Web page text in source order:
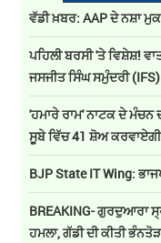
ਵੱਡੀ ਖ਼ਬਰ: AAP ਦੇ ਨਸ਼ਾ
ਪਹਿਲੀ ਬਰਸੀ 'ਤੇ ਵਿਸ਼ੇਸ਼!
ਜਸਜੀਤ ਸਿੰਘ ਸਮੁੰਦਰੀ
'ਹਮਾਰੇ ਰਾਮ' ਨਾਟਕ ਦੇ
ਸੂਬੇ ਵਿੱਚ 41 ਸ਼ੋਅ
BJP State IT Wing:
BREAKING- ਗੁਰਦੁਆਰਾ
ਹਮਲਾ, ਗੱਡੀ ਦੀ ਕੀਤੀ ਭੰਨਤੋੜ